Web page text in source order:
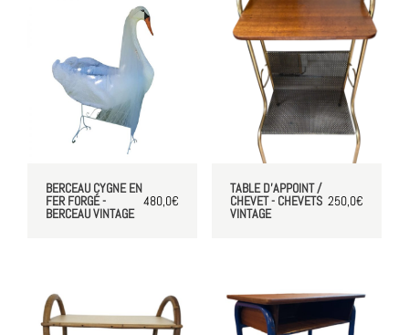
BERCEAU CYGNE EN
FER FORGÉ -
BERCEAU VINTAGE
480,0€
TABLE D'APPOINT /
CHEVET - CHEVETS
VINTAGE
250,0€